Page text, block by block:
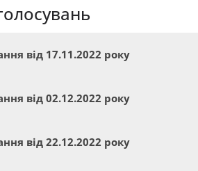
від 17.11.2022 року
від 02.12.2022 року
від 22.12.2022 року